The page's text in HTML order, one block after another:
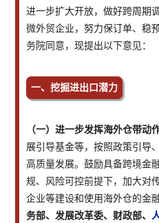
进一步扩大开放，做好跨周期
微外贸企业，努力保订单、稳
务院同意，现提出以下意见：
一、挖掘进出口潜力
（一）进一步发挥海外仓带动作
展引导基金等，按照政策引导
高质量发展。鼓励具备跨境金
规、风险可控前提下，加大对
企业等建设和使用海外仓的金融
务部、发展改革委、财政部、